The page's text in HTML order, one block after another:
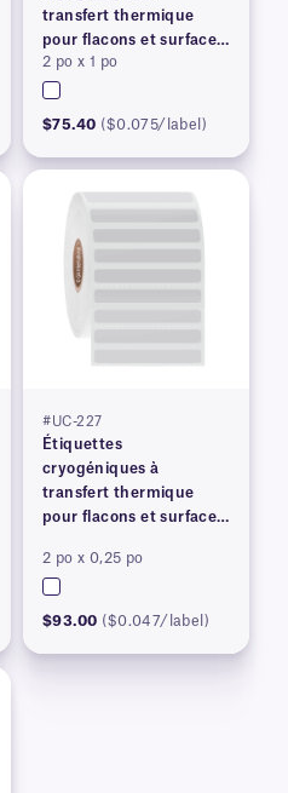
transfert thermique
pour flacons et surfaces
congelés
2 po x 1 po
$75.40 ($0.075/label)
#UC-227
Étiquettes
cryogéniques à
transfert thermique
pour flacons et surfaces
2 po x 0,25 po
$93.00 ($0.047/label)